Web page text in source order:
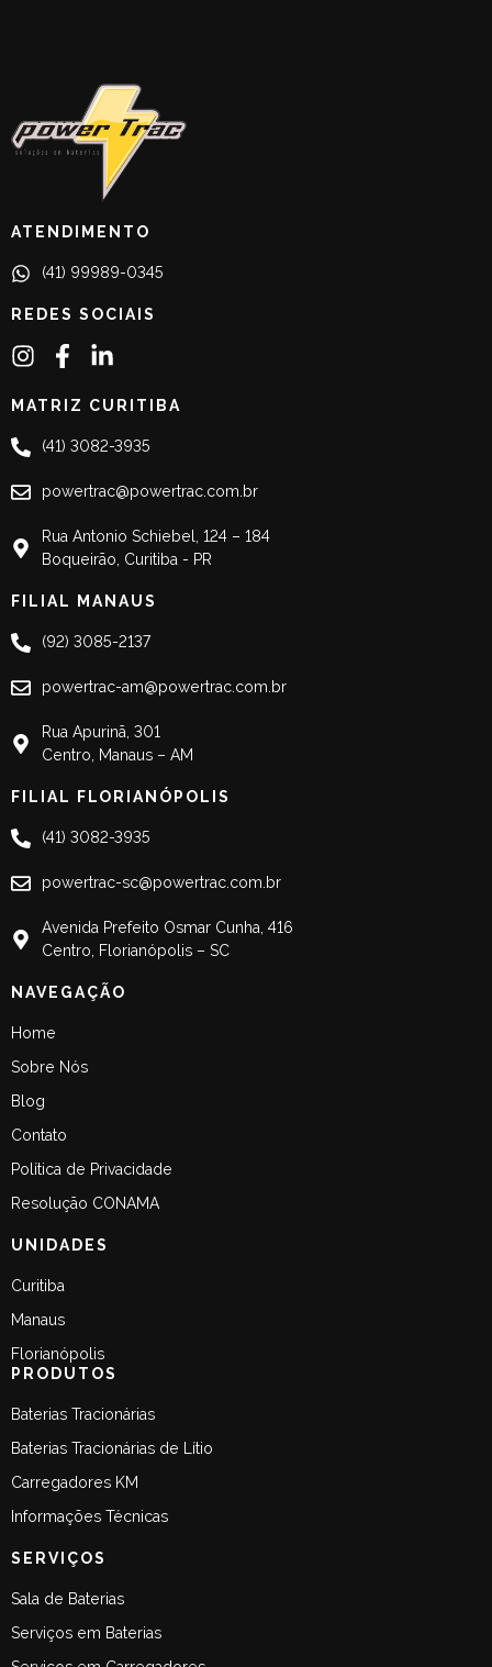
ATENDIMENTO
(41) 99989-0345
REDES SOCIAIS
MATRIZ CURITIBA
(41) 3082-3935
powertrac@powertrac.com.br
Rua Antonio Schiebel, 124 – 184
Boqueirão, Curitiba - PR
FILIAL MANAUS
(92) 3085-2137
powertrac-am@powertrac.com.br
Rua Apurinã, 301
Centro, Manaus – AM
FILIAL FLORIANÓPOLIS
(41) 3082-3935
powertrac-sc@powertrac.com.br
Avenida Prefeito Osmar Cunha, 416
Centro, Florianópolis – SC
NAVEGAÇÃO
Home
Sobre Nós
Blog
Contato
Política de Privacidade
Resolução CONAMA
UNIDADES
Curitiba
Manaus
Florianópolis
PRODUTOS
Baterias Tracionárias
Baterias Tracionárias de Lítio
Carregadores KM
Informações Técnicas
SERVIÇOS
Sala de Baterias
Serviços em Baterias